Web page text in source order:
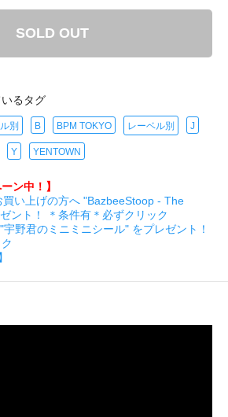
SOLD OUT
るタグ
別 B BPM TOKYO レーベル別 J
Y YENTOWN
ン中！】
い上げの方へ "BazbeeStoop - The
ント！ ＊条件有＊必ずクリック
野君のミニミニシール" をプレゼント！